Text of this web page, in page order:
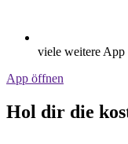
viele weitere App
App öffnen
Hol dir die